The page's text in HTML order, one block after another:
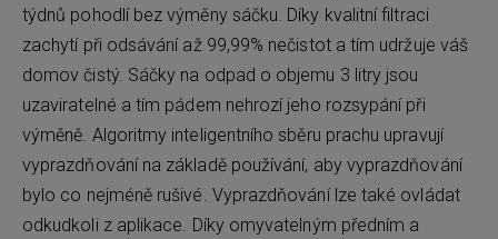
týdnů pohodlí bez výměny sáčku. Díky kvalitní filtraci
zachytí při odsávání až 99,99% nečistot a tím udržuje váš
domov čistý. Sáčky na odpad o objemu 3 litry jsou
uzaviratelné a tím pádem nehrozí jeho rozsypání při
výměně. Algoritmy inteligentního sběru prachu upravují
vyprazdňování na základě používání, aby vyprazdňování
bylo co nejméně rušivé. Vyprazdňování lze také ovládat
odkudkoli z aplikace. Díky omyvatelným předním a